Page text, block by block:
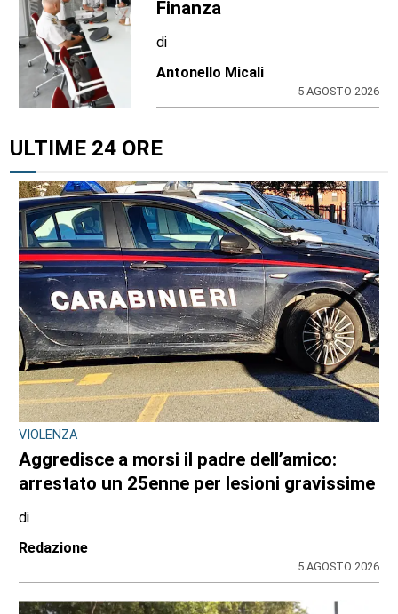
Finanza
di
Antonello Micali
5 AGOSTO 2026
ULTIME 24 ORE
VIOLENZA
Aggredisce a morsi il padre dell’amico:
arrestato un 25enne per lesioni gravissime
di
Redazione
5 AGOSTO 2026